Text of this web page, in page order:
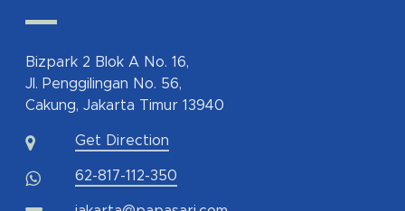
Bizpark 2 Blok A No. 16,
Jl. Penggilingan No. 56,
Cakung, Jakarta Timur 13940
Get Direction
62-817-112-350